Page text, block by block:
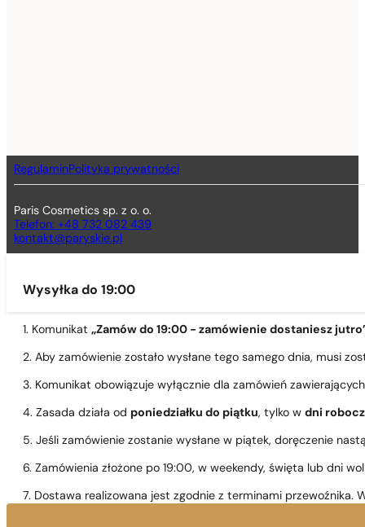
RegulaminPolityka prywatności
Paris Cosmetics sp. z o. o.
Telefon: +48 732 082 439
kontakt@paryskie.pl
Wysyłka do 19:00
1. Komunikat „Zamów do 19:00 - zamówienie dostaniesz
2. Aby zamówienie zostało wysłane tego samego dnia, musi
3. Komunikat obowiązuje wyłącznie dla zamówień
4. Zasada działa od poniedziałku do piątku, tylko w dni
5. Jeśli zamówienie zostanie wysłane w piątek, doręczenie
6. Zamówienia złożone po 19:00, w weekendy, święta lub dni
7. Dostawa realizowana jest zgodnie z terminami przewoźnika.